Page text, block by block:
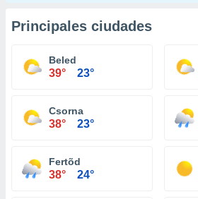
Principales ciudades
Beled
39° 23°
Csorna
38° 23°
Fertõd
38° 24°